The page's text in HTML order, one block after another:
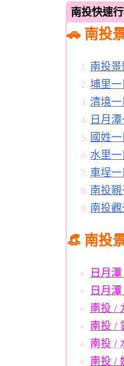
南投快速
🚗 南投
南投景
埔里一
清境一
日月
國姓
水里
車埕
南投
南投
👒 南投
日月
日月
南投 /
南投 /
南投 /
南投 /